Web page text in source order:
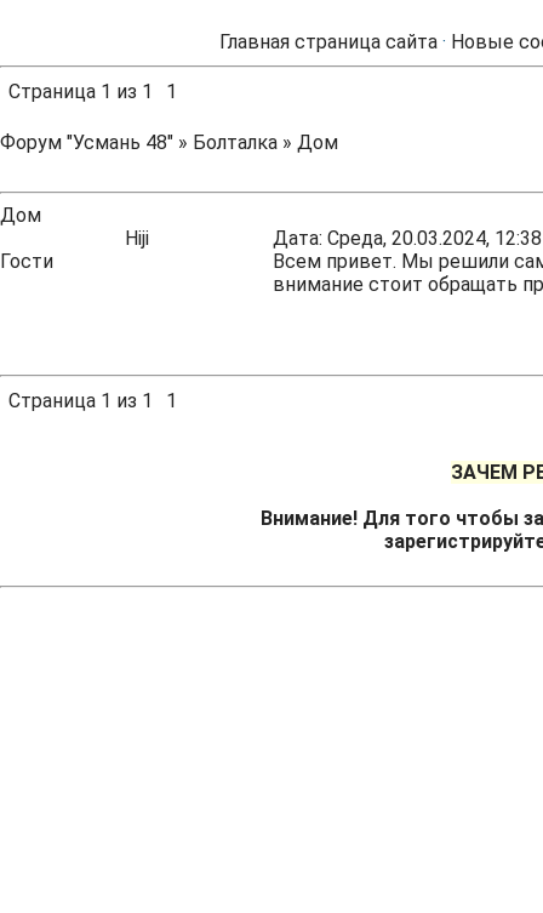
Главная страница сайта · Новые
Страница 1 из 1 1
Форум "Усмань 48" » Болталка » Дом
Дом
Hiji
Дата: Среда, 20.03.2024,
Гости
Всем привет. Мы решили
внимание стоит обращать
Страница 1 из 1 1
ЗАЧЕМ
Внимание! Для того чтобы